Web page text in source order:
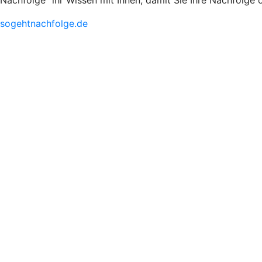
sogehtnachfolge.de